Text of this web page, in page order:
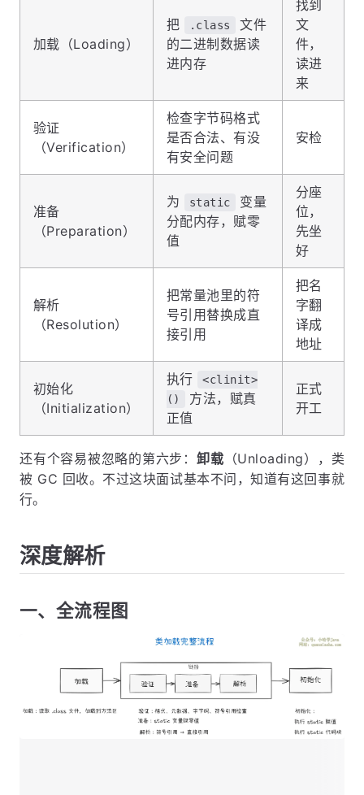
加载（Loading）
把 .class
文件
的二进制数据读
进内存
找到
文
件，
读进
来
验证
（Verification）
检查字节码格式
是否合法、有没
有安全问题
安检
准备
（Preparation）
为 static
变量
分配内存，赋零
值
分座
位，
先坐
好
解析
（Resolution）
把常量池里的符
号引用替换成直
接引用
把名
字翻
译成
地址
初始化
（Initialization）
执行
<clinit>
()
方法，赋真
正值
正式
开工
还有个容易被忽略的第六步：卸载 （Unloading），类
被 GC 回收。不过这块面试基本不问，知道有这回事就
行。
深度解析
一、全流程图